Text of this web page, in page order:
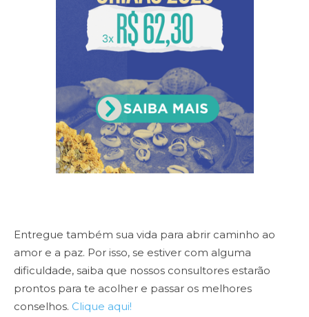
Entregue também sua vida para abrir caminho ao
amor e a paz. Por isso, se estiver com alguma
dificuldade, saiba que nossos consultores estarão
prontos para te acolher e passar os melhores
conselhos. Clique aqui!